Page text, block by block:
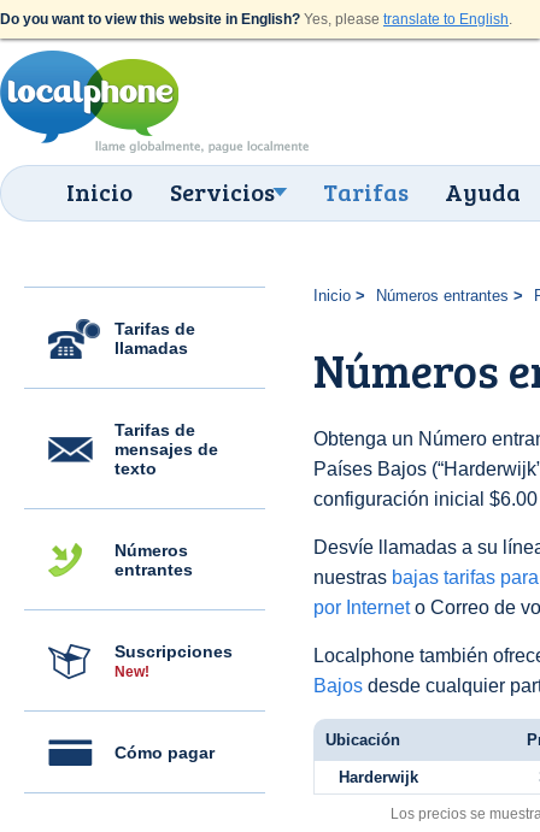
Do you want to view this website in English? Yes, please translate to English.
Inicio Servicios Tarifas Ayuda
Tarifas de
llamadas
Tarifas de
mensajes de
texto
Números
entrantes
Suscripciones
New!
Cómo pagar
Inicio Números entrantes
Números
Obtenga un Número
Países Bajos
configuración inicial
Desvíe llamadas a su
nuestras bajas tarifas
por Interneto Correo de
Localphone también
Bajos desde cualquier
Ubicación
Harderwijk
Los precios se